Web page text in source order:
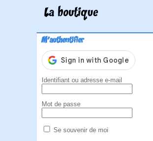
La boutique
M'authentifier
Identifiant ou adresse e-mail
Mot de passe
Se souvenir de moi